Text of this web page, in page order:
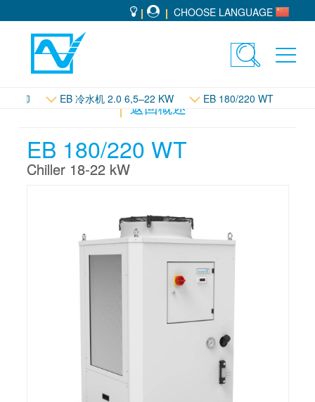
CHOOSE LANGUAGE
Toggle
冷却 EB 冷水机 2.0 6,5–22 KW EB 180/220 WT
返回概述
EB 180/220 WT
Chiller 18-22 kW